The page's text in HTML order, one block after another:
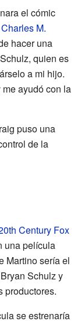
el cómic
Charles M.
hacer una
quien es
a mi hijo.
ayudó con la
puso una
de la
Century Fox
una película
Martino sería el
Schulz y
productores.
se estrenaría